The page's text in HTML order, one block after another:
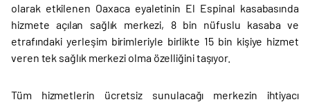
olarak etkilenen Oaxaca eyaletinin El Espinal kasabasında
hizmete açılan sağlık merkezi, 8 bin nüfuslu kasaba ve
etrafındaki yerleşim birimleriyle birlikte 15 bin kişiye hizmet
veren tek sağlık merkezi olma özelliğini taşıyor.
Tüm hizmetlerin ücretsiz sunulacağı merkezin ihtiyacı